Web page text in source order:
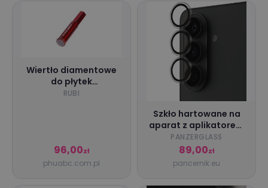
Wiertło diamentowe
do płytek
ceramicznych,
RUBI
96,00zł
phuabc.com.pl
Szkło hartowane na
aparat z aplikatorem
PanzerGlass Hoops do
Galaxy S26 Plus / S26,
przezroczyste
PANZERGLASS
89,00zł
pancernik.eu